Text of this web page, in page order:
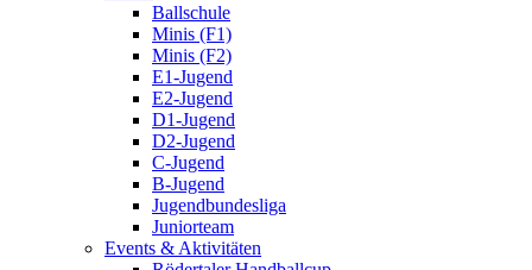
Ballschule
Minis (F1)
Minis (F2)
E1-Jugend
E2-Jugend
D1-Jugend
D2-Jugend
C-Jugend
B-Jugend
Jugendbundesliga
Juniorteam
Events & Aktivitäten